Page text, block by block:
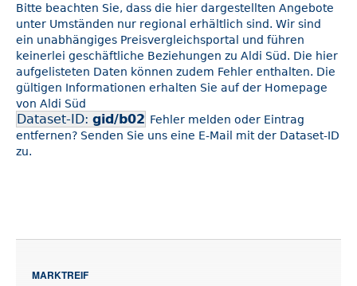
Bitte beachten Sie, dass die hier dargestellten Angebote
unter Umständen nur regional erhältlich sind. Wir sind
ein unabhängiges Preisvergleichsportal und führen
keinerlei geschäftliche Beziehungen zu Aldi Süd. Die hier
aufgelisteten Daten können zudem Fehler enthalten. Die
gültigen Informationen erhalten Sie auf der Homepage
von Aldi Süd
Dataset-ID: gid/b02 Fehler melden oder Eintrag
entfernen? Senden Sie uns eine E-Mail mit der Dataset-ID
zu.
MARKTREIF